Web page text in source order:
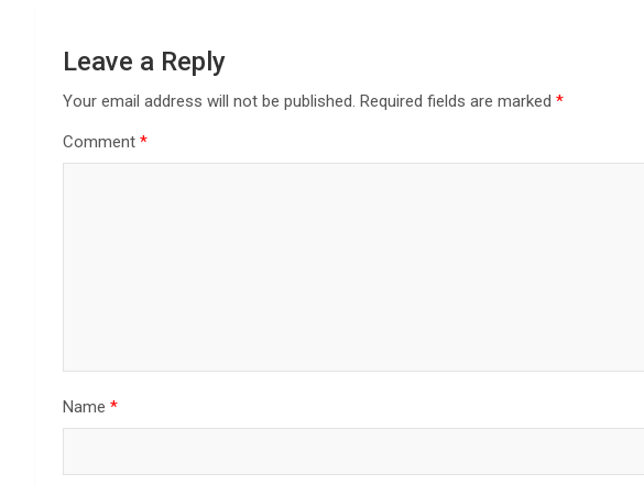
Leave a Reply
Your email address will not be published. Required fields are marked *
Comment *
Name *